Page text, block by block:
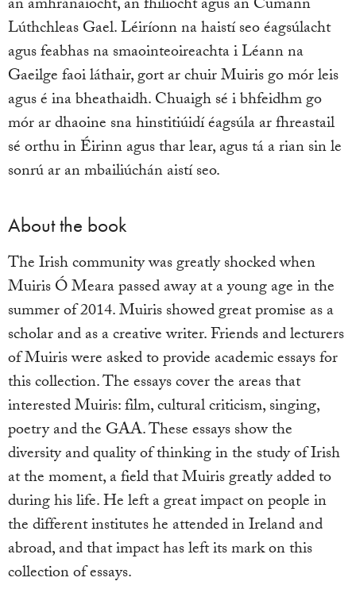
an amhránaíocht, an fhilíocht agus an Cumann
Lúthchleas Gael. Léiríonn na haistí seo éagsúlacht
agus feabhas na smaointeoireachta i Léann na
Gaeilge faoi láthair, gort ar chuir Muiris go mór leis
agus é ina bheathaidh. Chuaigh sé i bhfeidhm go
mór ar dhaoine sna hinstitiúidí éagsúla ar fhreastail
sé orthu in Éirinn agus thar lear, agus tá a rian sin le
sonrú ar an mbailiúchán aistí seo.
About the book
The Irish community was greatly shocked when
Muiris Ó Meara passed away at a young age in the
summer of 2014. Muiris showed great promise as a
scholar and as a creative writer. Friends and lecturers
of Muiris were asked to provide academic essays for
this collection. The essays cover the areas that
interested Muiris: film, cultural criticism, singing,
poetry and the GAA. These essays show the
diversity and quality of thinking in the study of Irish
at the moment, a field that Muiris greatly added to
during his life. He left a great impact on people in
the different institutes he attended in Ireland and
abroad, and that impact has left its mark on this
collection of essays.